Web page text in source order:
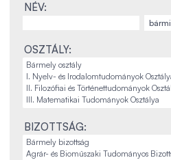
NÉV:
OSZTÁLY:
BIZOTTSÁG: